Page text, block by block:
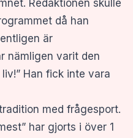
Redaktionen skulle
då han
är
nämligen varit den
Han fick inte vara
med frågesport.
har gjorts i över 1